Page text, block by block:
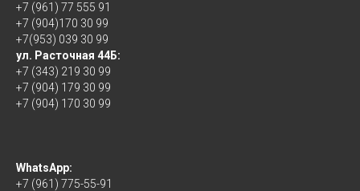
+7 (961) 77 555 91
+7 (904)170 30 99
+7(953) 039 30 99
ул. Расточная 44Б:
+7 (343) 219 30 99
+7 (904) 179 30 99
+7 (904) 170 30 99
WhatsApp:
+7 (961) 775-55-91